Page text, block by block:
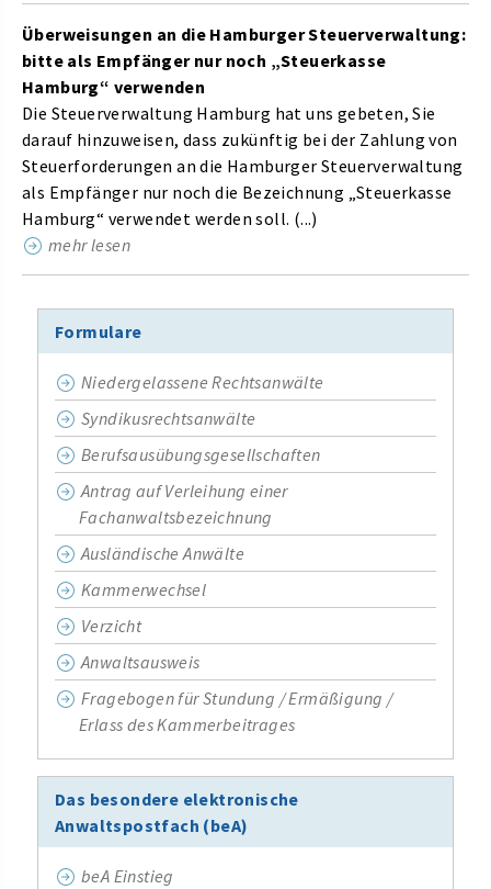
Überweisungen an die Hamburger Steuerverwaltung:
bitte als Empfänger nur noch „Steuerkasse
Hamburg“ verwenden
Die Steuerverwaltung Hamburg hat uns gebeten, Sie
darauf hinzuweisen, dass zukünftig bei der Zahlung von
Steuerforderungen an die Hamburger Steuerverwaltung
als Empfänger nur noch die Bezeichnung „Steuerkasse
Hamburg“ verwendet werden soll. (...)
mehr lesen
Formulare
Niedergelassene Rechtsanwälte
Syndikusrechtsanwälte
Berufsausübungsgesellschaften
Antrag auf Verleihung einer
Fachanwaltsbezeichnung
Ausländische Anwälte
Kammerwechsel
Verzicht
Anwaltsausweis
Fragebogen für Stundung / Ermäßigung /
Erlass des Kammerbeitrages
Das besondere elektronische
Anwaltspostfach (beA)
beA Einstieg